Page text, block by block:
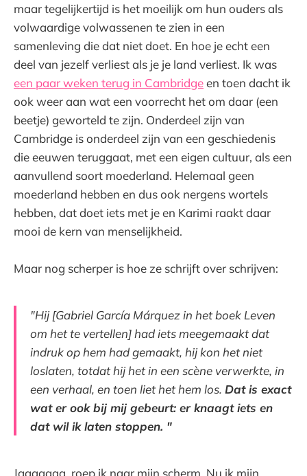
maar tegelijkertijd is het moeilijk om hun ouders als
volwaardige volwassenen te zien in een
samenleving die dat niet doet. En hoe je echt een
deel van jezelf verliest als je je land verliest. Ik was
een paar weken terug in Cambridgeen toen dacht ik
ook weer aan wat een voorrecht het om daar (een
beetje) geworteld te zijn. Onderdeel zijn van
Cambridge is onderdeel zijn van een geschiedenis
die eeuwen teruggaat, met een eigen cultuur, als een
aanvullend soort moederland. Helemaal geen
moederland hebben en dus ook nergens wortels
hebben, dat doet iets met je en Karimi raakt daar
mooi de kern van menselijkheid.
Maar nog scherper is hoe ze schrijft over schrijven:
"Hij [Gabriel García Márquez in het boek Leven
om het te vertellen] had iets meegemaakt dat
indruk op hem had gemaakt, hij kon het niet
loslaten, totdat hij het in een scène verwerkte, in
een verhaal, en toen liet het hem los. Dat is exact
wat er ook bij mij gebeurt: er knaagt iets en
dat wil ik laten stoppen. "
Jaaaaaaa, roep ik naar mijn scherm. Nu ik mijn